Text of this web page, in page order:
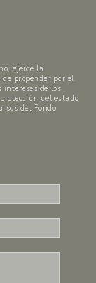
ejerce la
propender por el
de los
del estado
del Fondo